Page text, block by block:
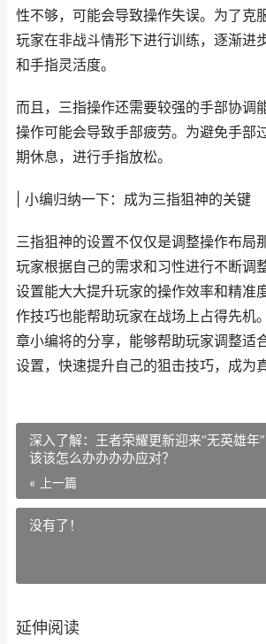
性不够，可能会导致操作失误。为了克
玩家在非战斗情形下进行训练，逐渐进
和手指灵活度。
而且，三指操作还需要较强的手部协调
操作可能会导致手部疲劳。为避免手部
期休息，进行手指放松。
| 小编归纳一下：成为三指狙神的关键
三指狙神的设置不仅仅是调整操作布局
玩家根据自己的需求和习性进行不断调
设置能大大提升玩家的操作效率和精准
作技巧也能帮助玩家在战场上占得先机
章小编将的分享，能够帮助玩家调整适
设置，快速提升自己的狙击技巧，成为
深入了解：王者荣耀更新迎来“无英雄年
该该怎么办办办办应对？
« 上一篇
没有了！
延伸阅读